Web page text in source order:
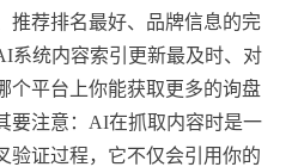
推荐排名最好、品牌信息的完
系统内容索引更新最及时、对
个平台上你能获取更多的询盘
要注意：AI在抓取内容时是一
验证过程，它不仅会引用你的